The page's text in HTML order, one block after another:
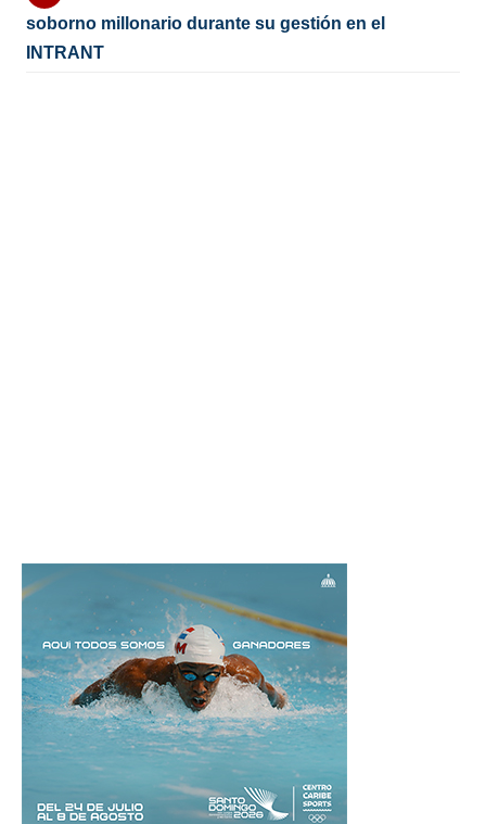
soborno millonario durante su gestión en el
INTRANT